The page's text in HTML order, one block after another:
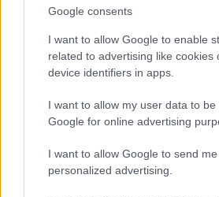
Google consents
I want to allow Google to enable
related to advertising like cookies
device identifiers in apps.
I want to allow my user data to be
Google for online advertising
I want to allow Google to send me
personalized advertising.
Besszonov rúgta kapufára a labdát,
fejét, a brazilok, Socrates és Valdir
megkönnyebbültek